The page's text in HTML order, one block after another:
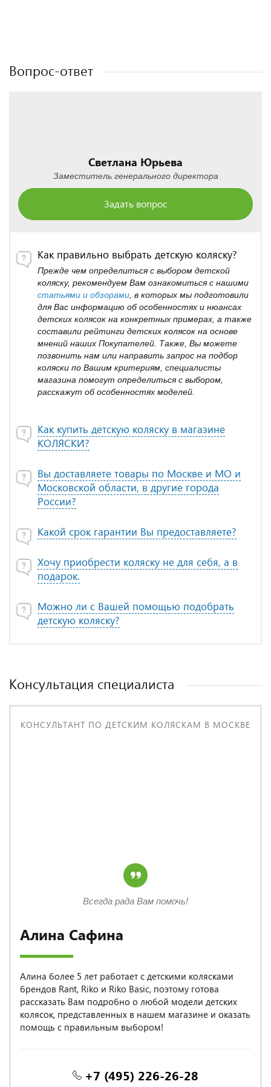
Вопрос-ответ
Светлана Юрьева
Заместитель генерального директора
Задать вопрос
Как правильно выбрать детскую коляску?
Прежде чем определиться с выбором детской
коляску, рекомендуем Вам ознакомиться с нашими
статьями и обзорами , в которых мы подготовили
для Вас информацию об особенностях и нюансах
детских колясок на конкретных примерах, а также
составили рейтинги детских колясок на основе
мнений наших Покупателей. Также, Вы можете
позвонить нам или направить запрос на подбор
коляски по Вашим критериям, специалисты
магазина помогут определиться с выбором,
расскажут об особенностях моделей.
Как купить детскую коляску в магазине
КОЛЯСКИ?
Вы доставляете товары по Москве и МО и
Московской области, в другие города
России?
Какой срок гарантии Вы предоставляете?
Хочу приобрести коляску не для себя, а в
подарок.
Можно ли с Вашей помощью подобрать
детскую коляску?
Консультация специалиста
КОНСУЛЬТАНТ ПО ДЕТСКИМ КОЛЯСКАМ В МОСКВЕ
Алина Сафина
Алина более 5 лет работает с детскими колясками
брендов Rant, Riko и Riko Basic, поэтому готова
рассказать Вам подробно о любой модели детских
колясок, представленных в нашем магазине и оказать
помощь с правильным выбором!
+7 (495) 226-26-28
Всегда рада Вам помочь!